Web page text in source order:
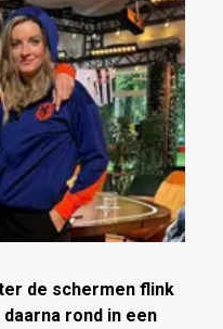
de schermen flink
rond in een